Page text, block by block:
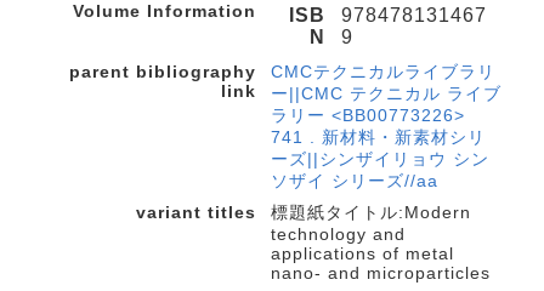
Volume Information
ISB
N
978478131467
9
parent bibliography
link
CMCテクニカルライブラリ
ー||CMC テクニカル ライブ
ラリー <BB00773226>
741 . 新材料・新素材シリ
ーズ||シンザイリョウ シン
ソザイ シリーズ//aa
variant titles
標題紙タイトル:Modern
technology and
applications of metal
nano- and microparticles